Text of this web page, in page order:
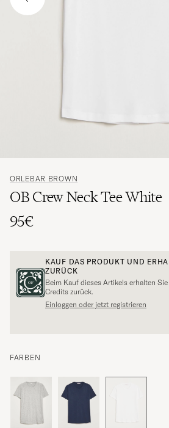
ORLEBAR BROWN
OB Crew Neck Tee White
95€
KAUF DAS PRODUKT UND
ZURÜCK
Beim Kauf dieses Artikels erhalten Sie
Credits zurück.
Einloggen oder jetzt registrieren
FARBEN